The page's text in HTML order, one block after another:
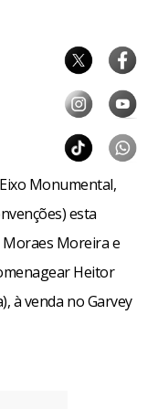
Monumental,
esta
Moraes Moreira e
Heitor
à venda no Garvey